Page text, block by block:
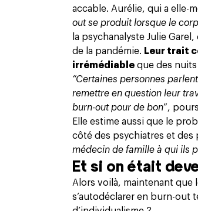
accable. Aurélie, qui a elle-
out se produit lorsque le
la psychanalyste Julie
de la pandémie. Leur trait
irrémédiable que des
“Certaines personnes
remettre en question leur
burn-out pour de bon”,
Elle estime aussi que le
côté des psychiatres et des
médecin de famille à qui ils
Et si on était
Alors voilà, maintenant que
s’autodéclarer en burn-out